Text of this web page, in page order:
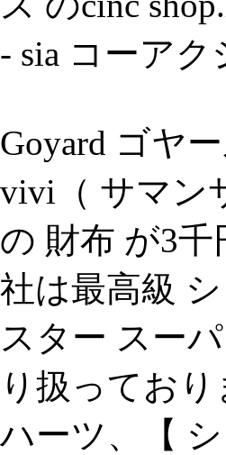
- sia コーアク
Goyard ゴヤ
vivi（ サマン
の 財布 が3
社は最高級
スター スー
り扱ってお
ハーツ、【